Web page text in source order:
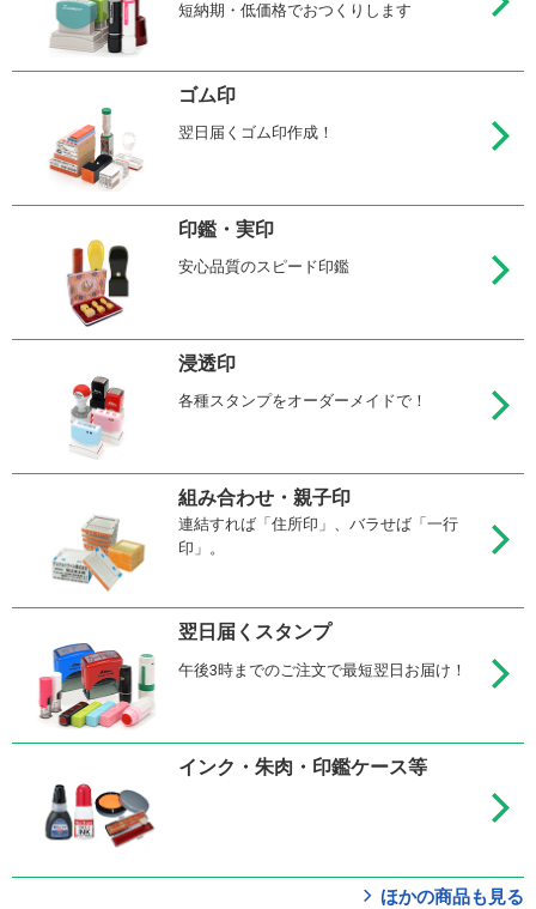
短納期・低価格でおつくりします
ゴム印
翌日届くゴム印作成！
印鑑・実印
安心品質のスピード印鑑
浸透印
各種スタンプをオーダーメイドで！
組み合わせ・親子印
連結すれば「住所印」、バラせば「一行
印」。
翌日届くスタンプ
午後3時までのご注文で最短翌日お届け！
インク・朱肉・印鑑ケース等
ほかの商品も見る